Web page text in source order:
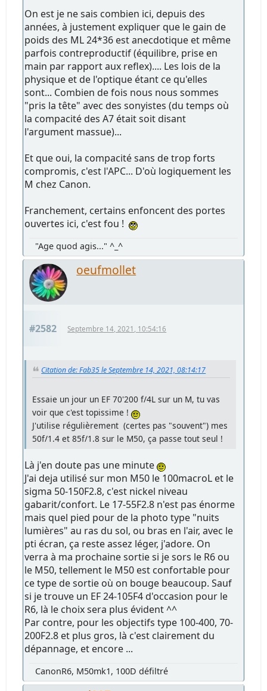
On est je ne sais combien ici, depuis des
années, à justement expliquer que le gain de
poids des ML 24*36 est anecdotique et même
parfois contreproductif (équilibre, prise en
main par rapport aux reflex).... Les lois de la
physique et de l'optique étant ce qu'elles
sont... Combien de fois nous nous sommes
"pris la tête" avec des sonyistes (du temps où
la compacité des A7 était soit disant
l'argument massue)...
Et que oui, la compacité sans de trop forts
compromis, c'est l'APC... D'où logiquement les
M chez Canon.
Franchement, certains enfoncent des portes
ouvertes ici, c'est fou !
"Age quod agis..." ^_^
oeufmollet
#2582 Septembre 14, 2021, 10:54:16
Citation de: Fab35 le Septembre 14, 2021, 08:14:17
Essaie un jour un EF 70'200 f/4L sur un M, tu vas
voir que c'est topissime !
J'utilise régulièrement (certes pas "souvent") mes
50f/1.4 et 85f/1.8 sur le M50, ça passe tout seul !
Là j'en doute pas une minute
J'ai deja utilisé sur mon M50 le 100macroL et le
sigma 50-150F2.8, c'est nickel niveau
gabarit/confort. Le 17-55F2.8 n'est pas énorme
mais quel pied pour de la photo type "nuits
lumières" au ras du sol, ou bras en l'air, avec le
pti écran, ça reste assez léger, j'adore. On
verra à ma prochaine sortie si je sors le R6 ou
le M50, tellement le M50 est confortable pour
ce type de sortie où on bouge beaucoup. Sauf
si je trouve un EF 24-105F4 d'occasion pour le
R6, là le choix sera plus évident ^^
Par contre, pour les objectifs type 100-400, 70-
200F2.8 et plus gros, là c'est clairement du
dépannage, et encore ...
CanonR6, M50mk1, 100D défiltré